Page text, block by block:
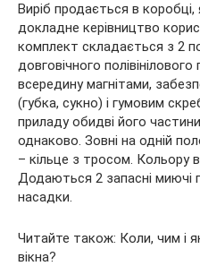
Виріб продається в
докладне керівництво
комплект складається з 2
довговічного
всередину магнітами,
(губка, сукно) і гумовим
приладу обидві його
однаково. Зовні на одній
– кільце з тросом. Кольору
Додаються 2 запасні миючі
насадки.
Читайте також: Коли, чим і
вікна?